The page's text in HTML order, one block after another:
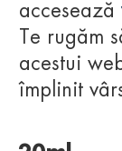
accesează
Te rugăm
acestui
împlinit